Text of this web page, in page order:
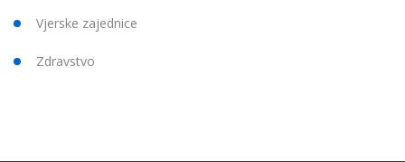
Vjerske zajednice
Zdravstvo